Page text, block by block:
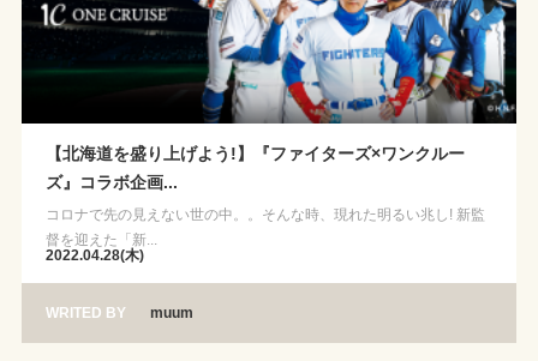
【北海道を盛り上げよう!】『ファイターズ×ワンクルー
ズ』コラボ企画...
コロナで先の見えない世の中。。そんな時、現れた明るい兆し! 新監
督を迎えた「新...
2022.04.28(木)
WRITED BY muum